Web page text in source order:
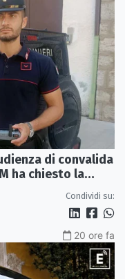
di convalida
ha chiesto la
Condividi su:
20 ore fa